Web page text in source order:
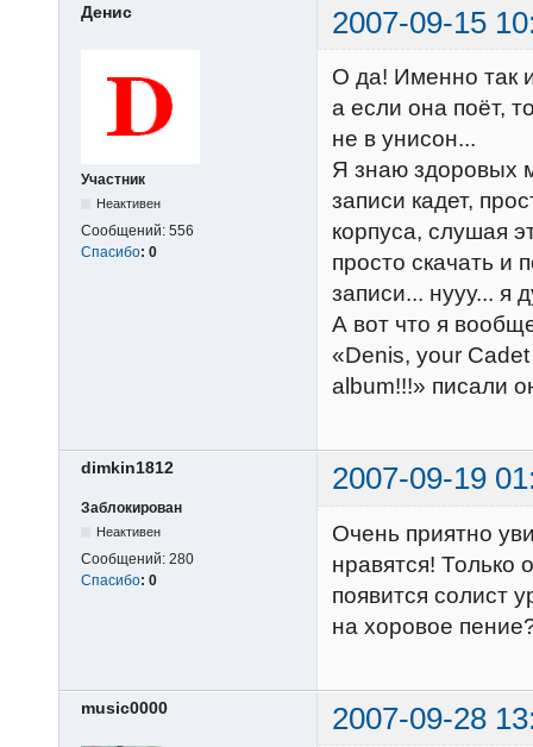
Денис 2007-09-15
Участник
Неактивен
Сообщений: 556
Спасибо: 0
О да! Именно так
а если она поёт,
не в унисон...
Я знаю здоровых
записи кадет,
корпуса, слушая
просто скачать и
записи... нууу... я
А вот что я
«Denis, your
album!!!» писали
dimkin1812 2007-09-19
Заблокирован
Неактивен
Сообщений: 280
Спасибо: 0
Очень приятно
нравятся! Только
появится солист
на хоровое
music0000 2007-09-28